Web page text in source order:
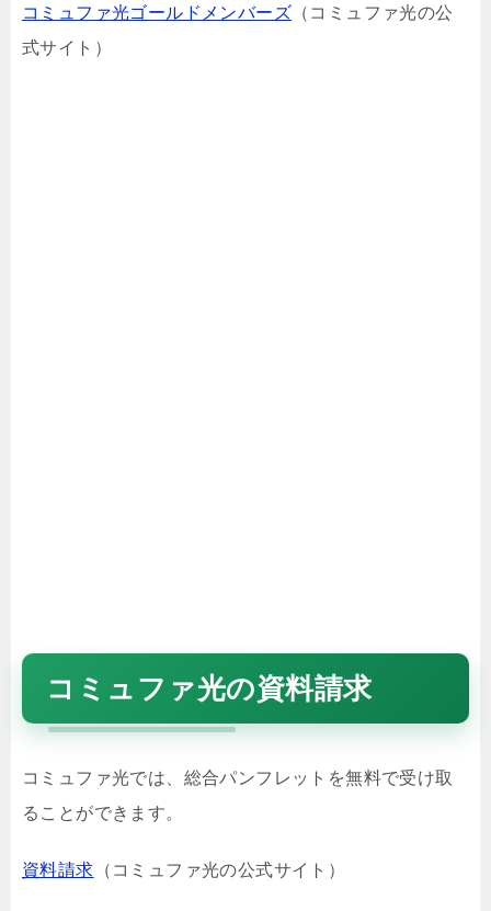
コミュファ光ゴールドメンバーズ （コミュファ光の公
式サイト）
コミュファ光の資料請求
コミュファ光では、総合パンフレットを無料で受け取
ることができます。
資料請求 （コミュファ光の公式サイト）